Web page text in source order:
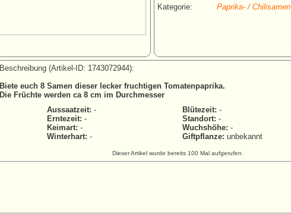
Kategorie:
Paprika- / Chilisamen
Beschreibung (Artikel-ID: 1743072944):
Biete euch 8 Samen dieser lecker fruchtigen Tomatenpaprika.
Die Früchte werden ca 8 cm im Durchmesser
Aussaatzeit: - Blütezeit: -
Erntezeit: - Standort: -
Keimart: - Wuchshöhe: -
Winterhart: - Giftpflanze: unbekannt
Dieser Artikel wurde bereits 100 Mal aufgerufen.